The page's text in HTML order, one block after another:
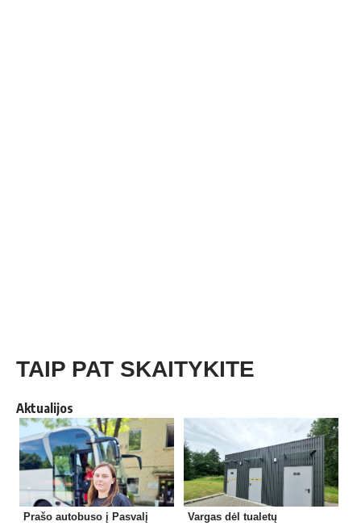
TAIP PAT SKAITYKITE
Aktualijos
Prašo autobuso į Pasvalį Vargas dėl tualetų